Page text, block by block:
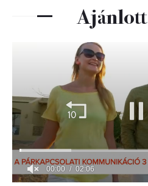
00:01 02:06